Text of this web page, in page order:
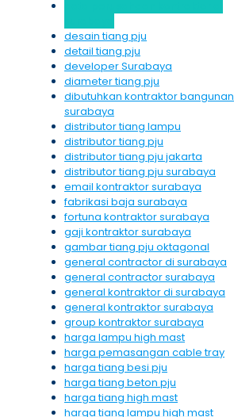
desain tiang pju
detail tiang pju
developer Surabaya
diameter tiang pju
dibutuhkan kontraktor bangunan
surabaya
distributor tiang lampu
distributor tiang pju
distributor tiang pju jakarta
distributor tiang pju surabaya
email kontraktor surabaya
fabrikasi baja surabaya
fortuna kontraktor surabaya
gaji kontraktor surabaya
gambar tiang pju oktagonal
general contractor di surabaya
general contractor surabaya
general kontraktor di surabaya
general kontraktor surabaya
group kontraktor surabaya
harga lampu high mast
harga pemasangan cable tray
harga tiang besi pju
harga tiang beton pju
harga tiang high mast
harga tiang lampu high mast